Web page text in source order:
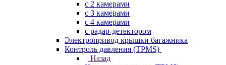
с 2 камерами
с 3 камерами
с 4 камерами
с радар-детектором
Электропривод крышки багажника
Контроль давления (TPMS)
Назад